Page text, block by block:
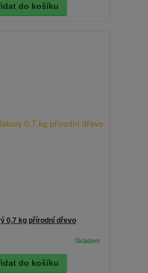
do košíku
0,7 kg přírodní dřevo
do košíku